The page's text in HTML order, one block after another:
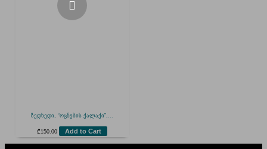
ზედხედი, “ოცნების ქალაქი”,...
₾ 150.00 Add to Cart